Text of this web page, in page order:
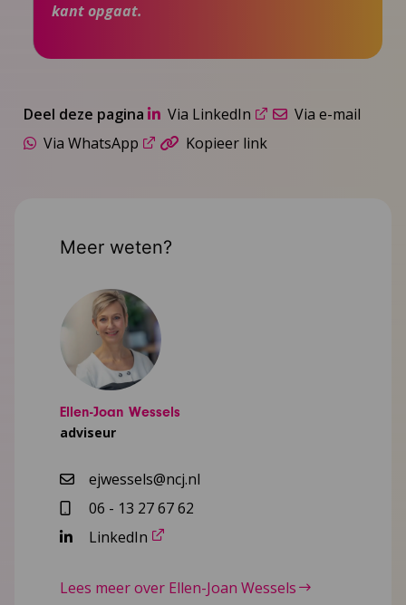
kant opgaat.
Deel deze pagina Via LinkedIn
Via e-mail
Via WhatsApp
Kopieer link
Meer weten?
Ellen-Joan Wessels
adviseur
ejwessels@ncj.nl
06 - 13 27 67 62
LinkedIn
Lees meer over Ellen-Joan Wessels